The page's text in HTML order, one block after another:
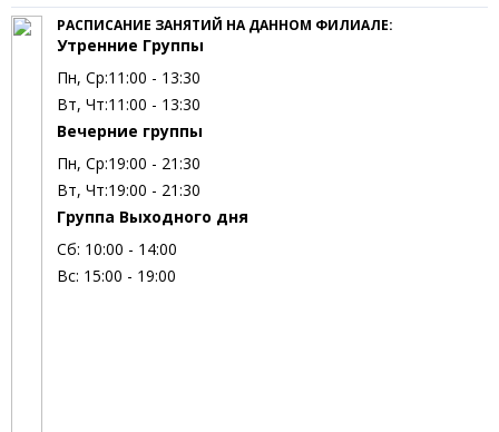
РАСПИСАНИЕ ЗАНЯТИЙ НА ДАННОМ ФИЛИАЛЕ:
Утренние Группы
Пн, Ср:11:00 - 13:30
Вт, Чт:11:00 - 13:30
Вечерние группы
Пн, Ср:19:00 - 21:30
Вт, Чт:19:00 - 21:30
Группа Выходного дня
Сб: 10:00 - 14:00
Вс: 15:00 - 19:00